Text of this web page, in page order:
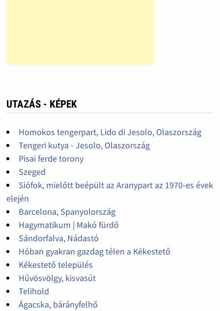
UTAZÁS - KÉPEK
Homokos tengerpart, Lido di Jesolo, Olaszország
Tengeri kutya - Jesolo, Olaszország
Pisai ferde torony
Szeged
Siófok, mielőtt beépült az Aranypart az 1970-es évek
elején
Barcelona, Spanyolország
Hagymatikum | Makó fürdő
Sándorfalva, Nádastó
Hóban gyakran gazdag télen a Kékestető
Kékestető település
Hűvösvölgy, kisvasút
Telihold
Ágacska, bárányfelhő